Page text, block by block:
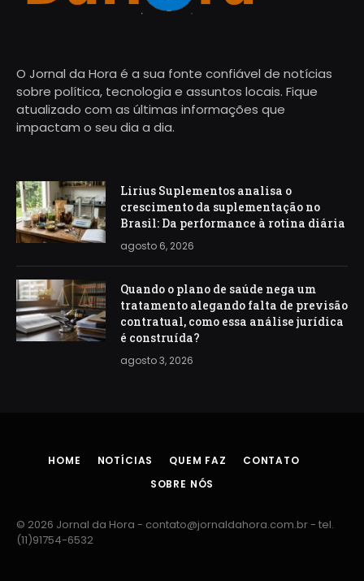
O Jornal da Hora é a sua fonte confiável de notícias
sobre política, tecnologia e assuntos locais. Fique
atualizado com as últimas informações que
impactam o seu dia a dia.
Lirius Suplementos analisa o
crescimento da suplementação no
Brasil: Da performance à rotina diária
agosto 6, 2026
Quando o plano de saúde nega um
tratamento alegando falta de previsão
contratual, como essa análise jurídica
é construída?
agosto 3, 2026
HOME NOTÍCIAS QUEM FAZ
CONTATO
SOBRE NÓS
© 2026 Jornal da Hora - contato@jornaldahora.com.br- tel.
(11)91754-6532